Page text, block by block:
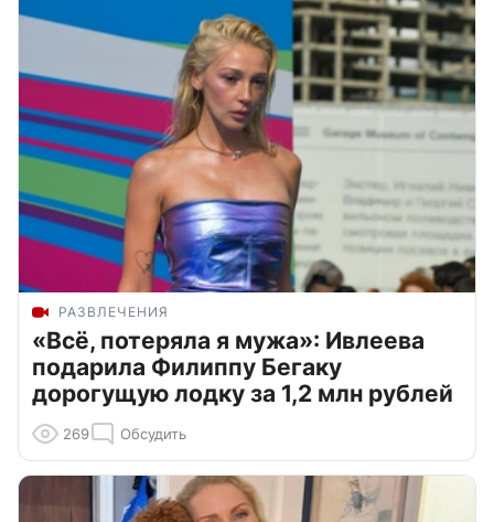
РАЗВЛЕЧЕНИЯ
«Всё, потеряла я мужа»: Ивлеева
подарила Филиппу Бегаку
дорогущую лодку за 1,2 млн рублей
269 Обсудить